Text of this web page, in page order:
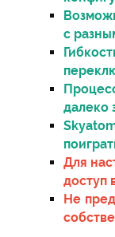
с
далеко
Для
доступ
Не